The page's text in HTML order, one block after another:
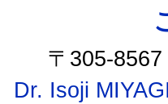
〒305-
Dr. Isoji MIYAGI